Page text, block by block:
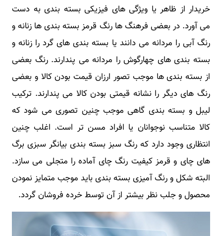
خریدار از ظاهر یا ویژگی های فیزیکی بسته بندی به دست
می آورد. در بعضی فرهنگ ها رنگ قرمز بسته بندی ها زنانه و
رنگ آبی را مردانه می دانند یا بسته بندی های گرد را زنانه و
بسته بندی های چهارگوش را مردانه می پندارند. رنگ بعضی
از بسته بندی ها موجب تصور ارزان قیمت بودن کالا و بعضی
رنگ های دیگر را نشانه قیمتی بودن کالا می پندارند. ترکیب
لیبل و بسته بندی گاهی موجب چنین تصوری می شود که
کالا متناسب نوجوانان یا افراد مسن تر است. اغلب چنین
انتظاری وجود دارد که رنگ سبز بسته بندی بیانگر سبزی برگ
های چای و قرمز کیفیت رنگ چای آماده را متجلی می سازد.
البته شکل و رنگ آمیزی بسته بندی باید موجب متمایز نمودن
محصول و جلب نظر بیشتر از آن توسط خرده فروشان گردد.